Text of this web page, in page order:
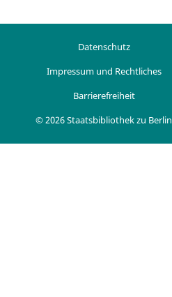
Datenschutz
Impressum und Rechtliches
Barrierefreiheit
© 2026 Staatsbibliothek zu Berlin